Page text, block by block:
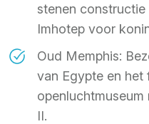
stenen
Imhotep voor
Oud Memphis:
van Egypte en het
openluchtmuseum
II.